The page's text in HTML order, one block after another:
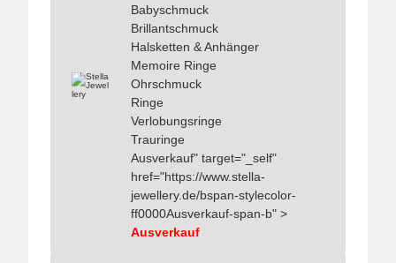
Babyschmuck
Brillantschmuck
Halsketten & Anhänger
Memoire Ringe
Ohrschmuck
Ringe
Verlobungsringe
Trauringe
Ausverkauf" target="_self"
href="https://www.stella-
jewellery.de/bspan-stylecolor-
ff0000Ausverkauf-span-b" >
Ausverkauf